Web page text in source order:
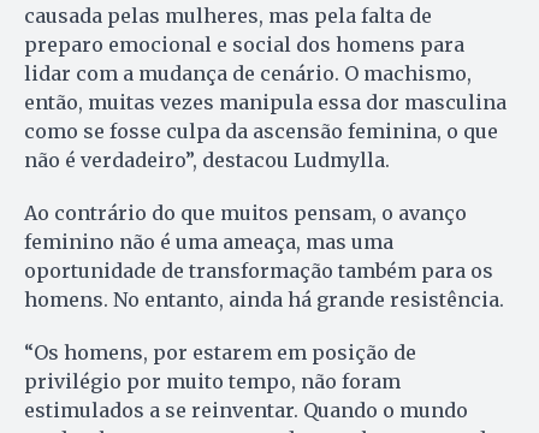
causada pelas mulheres, mas pela falta de
preparo emocional e social dos homens para
lidar com a mudança de cenário. O machismo,
então, muitas vezes manipula essa dor masculina
como se fosse culpa da ascensão feminina, o que
não é verdadeiro”, destacou Ludmylla.
Ao contrário do que muitos pensam, o avanço
feminino não é uma ameaça, mas uma
oportunidade de transformação também para os
homens. No entanto, ainda há grande resistência.
“Os homens, por estarem em posição de
privilégio por muito tempo, não foram
estimulados a se reinventar. Quando o mundo